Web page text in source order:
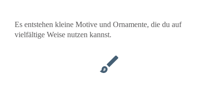
Es entstehen kleine Motive und Ornamente, die du auf
vielfältige Weise nutzen kannst.